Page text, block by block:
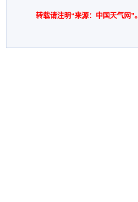
转载请注明“来源：中国天气网”。